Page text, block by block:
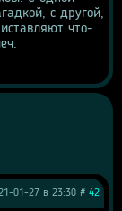
с другой,
что-
01-27 в 23:30 # 42